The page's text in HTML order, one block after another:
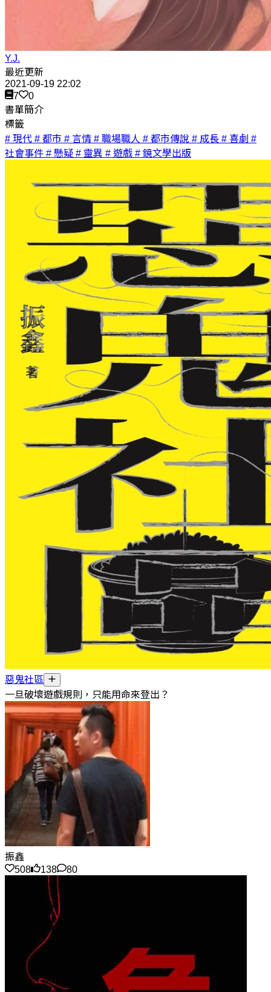
Y.J.
最近更新
2021-09-19 22:02
7
0
書單簡介
標籤
# 現代 # 都市 # 言情 # 職場職人 # 都市傳說 # 成長 # 喜劇 #
社會事件 # 懸疑 # 靈異 # 遊戲 # 鏡文學出版
惡鬼社區
一旦破壞遊戲規則，只能用命來登出？
振鑫
508
138 80